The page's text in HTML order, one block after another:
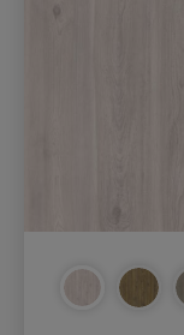
Produktseite
gewählt
werden